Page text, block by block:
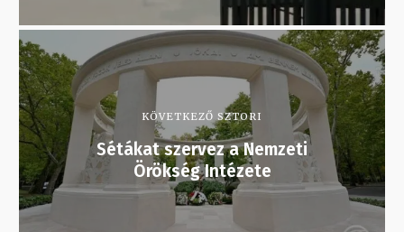
KÖVETKEZŐ SZTORI
Sétákat szervez a Nemzeti
Örökség Intézete